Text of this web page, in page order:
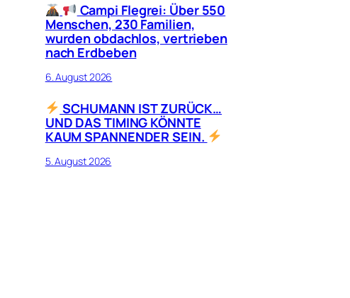
Campi Flegrei: Über 550
Menschen, 230 Familien,
wurden obdachlos, vertrieben
nach Erdbeben
6. August 2026
SCHUMANN IST ZURÜCK…
UND DAS TIMING KÖNNTE
KAUM SPANNENDER SEIN.
5. August 2026